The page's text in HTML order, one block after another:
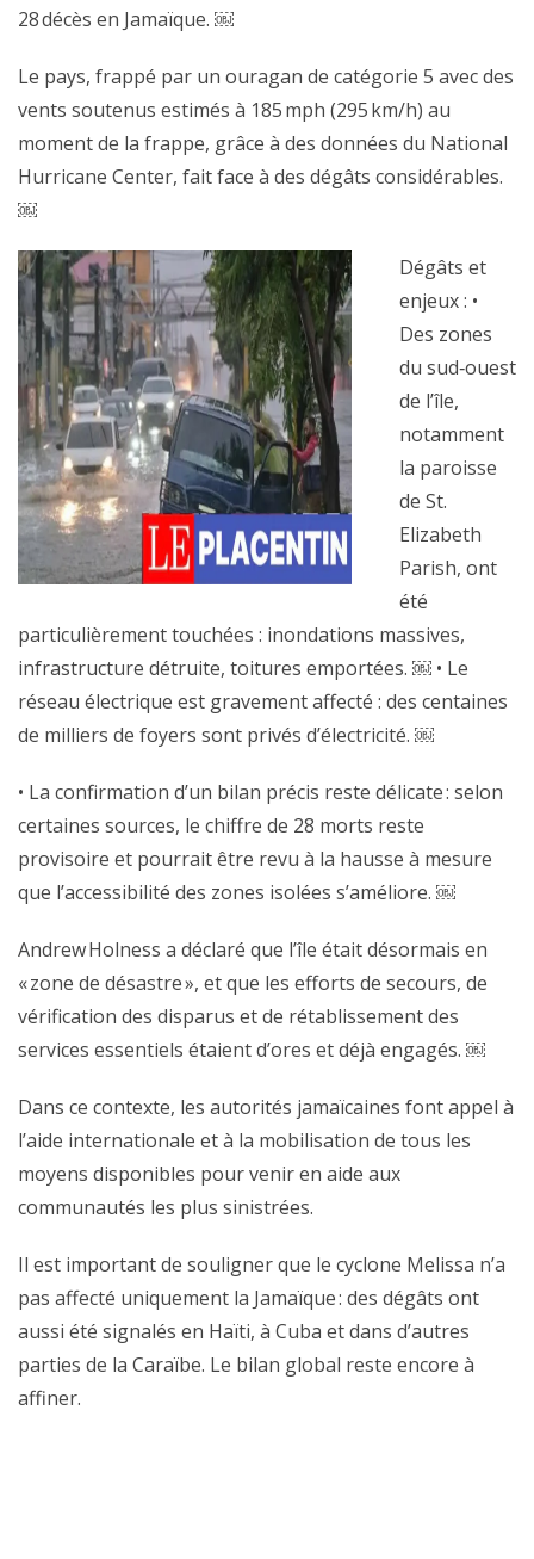
28 décès en Jamaïque. ￼
Le pays, frappé par un ouragan de catégorie 5 avec des
vents soutenus estimés à 185 mph (295 km/h) au
moment de la frappe, grâce à des données du National
Hurricane Center, fait face à des dégâts considérables.
￼
Dégâts et
enjeux : •
Des zones
du sud‑ouest
de l’île,
notamment
la paroisse
de St.
Elizabeth
Parish, ont
été
particulièrement touchées : inondations massives,
infrastructure détruite, toitures emportées. ￼ • Le
réseau électrique est gravement affecté : des centaines
de milliers de foyers sont privés d’électricité. ￼
• La confirmation d’un bilan précis reste délicate : selon
certaines sources, le chiffre de 28 morts reste
provisoire et pourrait être revu à la hausse à mesure
que l’accessibilité des zones isolées s’améliore. ￼
Andrew Holness a déclaré que l’île était désormais en
« zone de désastre », et que les efforts de secours, de
vérification des disparus et de rétablissement des
services essentiels étaient d’ores et déjà engagés. ￼
Dans ce contexte, les autorités jamaïcaines font appel à
l’aide internationale et à la mobilisation de tous les
moyens disponibles pour venir en aide aux
communautés les plus sinistrées.
Il est important de souligner que le cyclone Melissa n’a
pas affecté uniquement la Jamaïque : des dégâts ont
aussi été signalés en Haïti, à Cuba et dans d’autres
parties de la Caraïbe. Le bilan global reste encore à
affiner.